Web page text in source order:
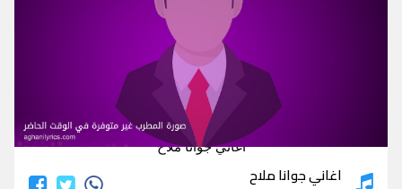
اغاني جوانا ملاح
اغاني جوانا ملاح